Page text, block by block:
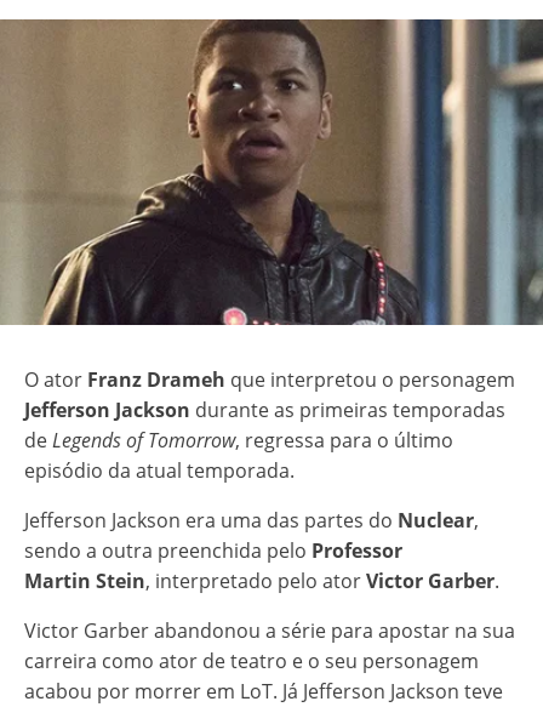
O ator Franz Drameh que interpretou o personagem
Jefferson Jackson durante as primeiras temporadas
deLegends of Tomorrow, regressa para o último
episódio da atual temporada.
Jefferson Jackson era uma das partes do Nuclear,
sendo a outra preenchida pelo Professor
Martin Stein, interpretado pelo atorVictor Garber.
Victor Garber abandonou a série para apostar na sua
carreira como ator de teatro e o seu personagem
acabou por morrer em LoT. Já Jefferson Jackson teve